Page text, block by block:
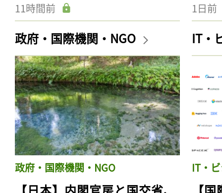
11時間前 1日前
政府・国際機関・NGO
政府・国際機関・NGO
IT・
IT・